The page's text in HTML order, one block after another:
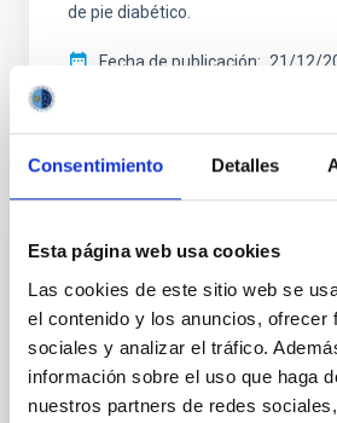
Consentimiento Detalles
Esta página web usa cookies
Las cookies de este sitio web se
el contenido y los anuncios, ofrecer
sociales y analizar el tráfico.
información sobre el uso que haga
nuestros partners de redes
de pie diabético.
Fecha de publicación 21/12/
NOTA DE PRENSA
El Hospital Universitario de
IAC avanzan en la
cáncer de colon usando
inteligencia artificial